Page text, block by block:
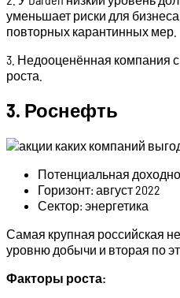
уменьшает риски для
повторных карантинных мер.
3. Недооценённая компания
роста.
3. Роснефть
Потенциальная
Горизонт: август 2022
Сектор: энергетика
Самая крупная российская
уровню добычи и вторая по
Факторы роста: